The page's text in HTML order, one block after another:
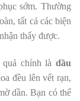
sớm. Thường
tất cả các biện
thấy được.
chính là dầu
đều lên vết rạn,
dần. Bạn có thể